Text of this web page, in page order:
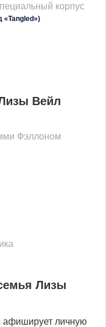
корпус
«Tangled»)
Вейл
Фэллоном
Лизы
афиширует личную